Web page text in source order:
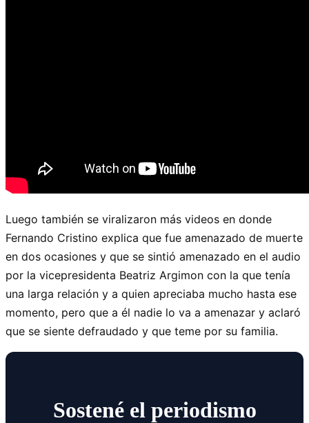
Luego también se viralizaron más videos en donde
Fernando Cristino explica que fue amenazado de muerte
en dos ocasiones y que se sintió amenazado en el audio
por la vicepresidenta Beatriz Argimon con la que tenía
una larga relación y a quien apreciaba mucho hasta ese
momento, pero que a él nadie lo va a amenazar y aclaró
que se siente defraudado y que teme por su familia.
Sostené el periodismo